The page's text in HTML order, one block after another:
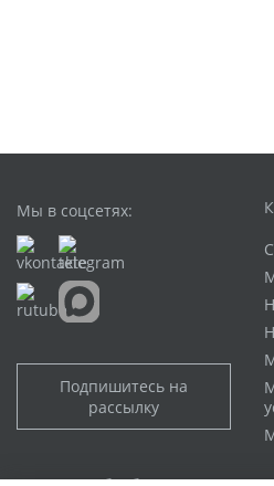
Мы в соцсетях:
Подпишитесь на
рассылку